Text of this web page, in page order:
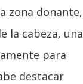
zona donante,
la cabeza, una
para
destacar